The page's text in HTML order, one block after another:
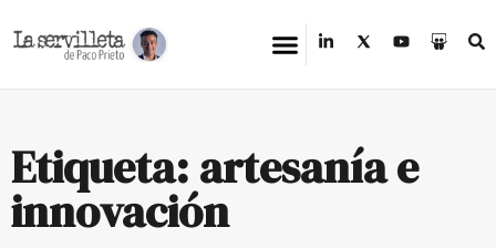
Etiqueta: artesanía e
innovación